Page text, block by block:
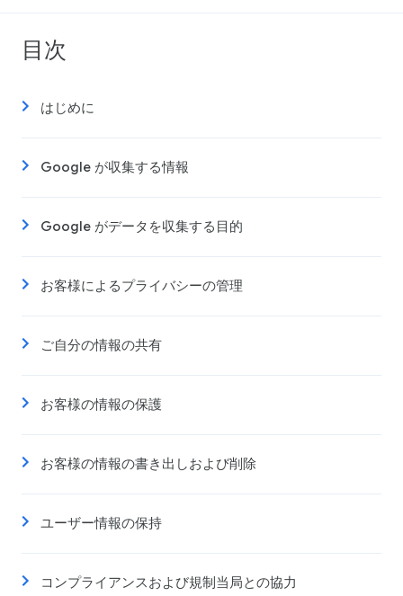
目次
はじめに
Google が収集する情報
Google がデータを収集する目的
お客様によるプライバシーの管理
ご自分の情報の共有
お客様の情報の保護
お客様の情報の書き出しおよび削除
ユーザー情報の保持
コンプライアンスおよび規制当局との協力